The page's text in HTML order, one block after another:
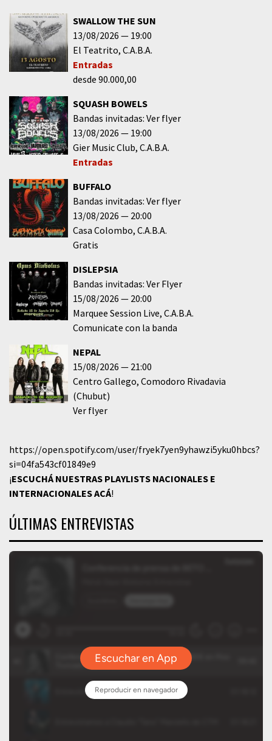
SWALLOW THE SUN
13/08/2026
19:00
El Teatrito C.A.B.A.
Entradas
desde 90.000,00
SQUASH BOWELS
Bandas invitadas: Ver flyer
13/08/2026
19:00
Gier Music Club C.A.B.A.
Entradas
BUFFALO
Bandas invitadas: Ver flyer
13/08/2026
20:00
Casa Colombo C.A.B.A.
Gratis
DISLEPSIA
Bandas invitadas: Ver Flyer
15/08/2026
20:00
Marquee Session Live C.A.B.A.
Comunicate con la banda
NEPAL
15/08/2026
21:00
Centro Gallego Comodoro Rivadavia
(Chubut)
Ver flyer
https://open.spotify.com/user/fryek7yen9yhawzi5yku0hbcs?
si=04fa543cf01849e9
¡ESCUCHÁ NUESTRAS PLAYLISTS NACIONALES E
INTERNACIONALESACÁ!
ÚLTIMAS ENTREVISTAS